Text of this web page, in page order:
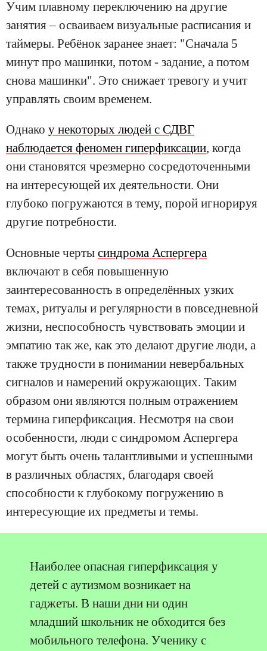
Учим плавному переключению на другие
занятия – осваиваем визуальные расписания и
таймеры. Ребёнок заранее знает: "Сначала 5
минут про машинки, потом - задание, а потом
снова машинки". Это снижает тревогу и учит
управлять своим временем.
Однако у некоторых людей с СДВГ
наблюдается феномен гиперфиксации, когда
они становятся чрезмерно сосредоточенными
на интересующей их деятельности. Они
глубоко погружаются в тему, порой игнорируя
другие потребности.
Основные черты синдрома Аспергера
включают в себя повышенную
заинтересованность в определённых узких
темах, ритуалы и регулярности в повседневной
жизни, неспособность чувствовать эмоции и
эмпатию так же, как это делают другие люди, а
также трудности в понимании невербальных
сигналов и намерений окружающих. Таким
образом они являются полным отражением
термина гиперфиксация. Несмотря на свои
особенности, люди с синдромом Аспергера
могут быть очень талантливыми и успешными
в различных областях, благодаря своей
способности к глубокому погружению в
интересующие их предметы и темы.
Наиболее опасная гиперфиксация у
детей с аутизмом возникает на
гаджеты. В наши дни ни один
младший школьник не обходится без
мобильного телефона. Ученику с